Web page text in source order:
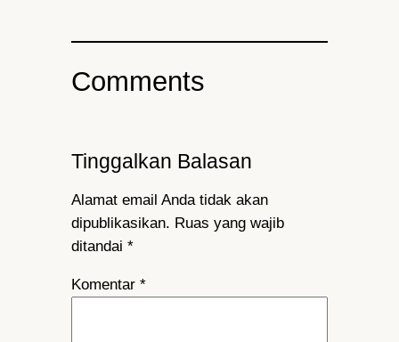
Comments
Tinggalkan Balasan
Alamat email Anda tidak akan
dipublikasikan. Ruas yang wajib
ditandai *
Komentar *